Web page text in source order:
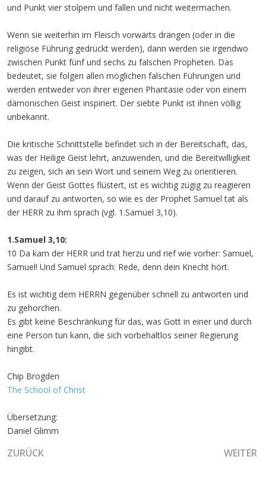
und Punkt vier stolpern und fallen und nicht weitermachen.
Wenn sie weiterhin im Fleisch vorwärts drängen (oder in die
religiöse Führung gedrückt werden), dann werden sie irgendwo
zwischen Punkt fünf und sechs zu falschen Propheten. Das
bedeutet, sie folgen allen möglichen falschen Führungen und
werden entweder von ihrer eigenen Phantasie oder von einem
dämonischen Geist inspiriert. Der siebte Punkt ist ihnen völlig
unbekannt.
Die kritische Schnittstelle befindet sich in der Bereitschaft, das,
was der Heilige Geist lehrt, anzuwenden, und die Bereitwilligkeit
zu zeigen, sich an sein Wort und seinem Weg zu orientieren.
Wenn der Geist Gottes flüstert, ist es wichtig zügig zu reagieren
und darauf zu antworten, so wie es der Prophet Samuel tat als
der HERR zu ihm sprach (vgl. 1.Samuel 3,10).
1.Samuel 3,10:
10 Da kam der HERR und trat herzu und rief wie vorher: Samuel,
Samuel! Und Samuel sprach: Rede, denn dein Knecht hört.
Es ist wichtig dem HERRN gegenüber schnell zu antworten und
zu gehorchen.
Es gibt keine Beschränkung für das, was Gott in einer und durch
eine Person tun kann, die sich vorbehaltlos seiner Regierung
hingibt.
Chip Brogden
The School of Christ
Übersetzung:
Daniel Glimm
VORHERIGER BEITRAG: EIN AUFRUF ZUR
ZURÜCK WEITER